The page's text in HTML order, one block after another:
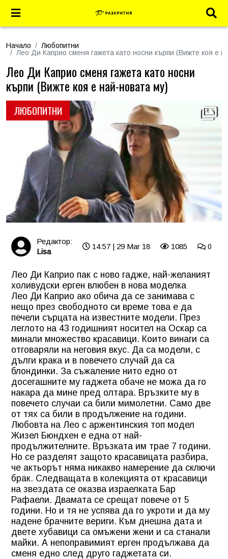
Начало
Любопитни
Лео Ди Каприо сменя гажета като носни кърпи (Вижте коя е
ЛЮБОПИТНИ
Лео Ди Каприо сменя гажета като носни
кърпи (Вижте коя е най-новата му)
Редактор:
Lisa
14:57 | 29 Mar 18 1085 0
Лео Ди Каприо пак с ново гадже, най-желаният
холивудски ерген влюбен в нова моделка
Лео Ди Каприо ако обича да се занимава с
нещо през свободното си време това е да
печели сърцата на известните модели. През
леглото на 43 годишният носител на Оскар са
минали множество красавици. Които винаги са
отговаряли на неговия вкус. Да са модели, с
дълги крака и в повечето случай да са
блондинки. За съжаление нито едно от
досегашните му гаджета обаче не можа да го
накара да мине пред олтара. Връзките му в
повечето случаи са били мимолетни. Само две
от тях са били в продължение на години.
Любовта на Лео с аржентинския топ модел
Жизел Бюндхен е една от най-
продължителните. Връзката им трае 7 години.
Но се разделят защото красавицата разбира,
че актьорът няма никакво намерение да сключи
брак. Следващата в колекцията от красавици
на звездата се оказва израелката Бар
Рафаели. Двамата се срещат повече от 5
години. Но и тя не успява да го укроти и да му
надене брачните вериги. Към днешна дата и
двете хубавици са омъжени жени и са станали
майки. А непоправимият ерген продължава да
сменя едно след друго гаджетата си.